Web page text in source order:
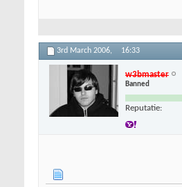
3rd March 2006, 16:33
w3bmaster
Banned
Reputatie: